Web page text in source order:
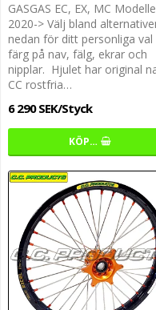
GASGAS EC, EX, MC
2020-> Välj bland
nedan för ditt personliga val
färg på nav, fälg, ekrar och
nipplar. Hjulet har original
CC rostfria…
6 290 SEK/Styck
KÖP…